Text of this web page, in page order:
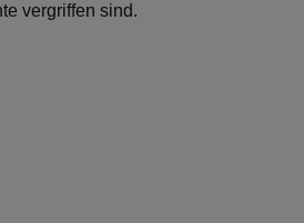
vergriffen sind.